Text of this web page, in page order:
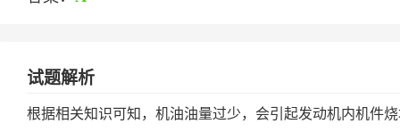
试题解析
根据相关知识可知，机油油量过少，会引起发动机内机件